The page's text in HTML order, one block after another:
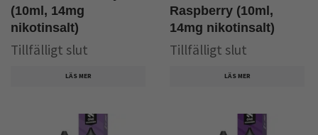
(10ml, 14mg
nikotinsalt)
Tillfälligt slut
LÄS MER
Raspberry (10ml,
14mg nikotinsalt)
Tillfälligt slut
LÄS MER